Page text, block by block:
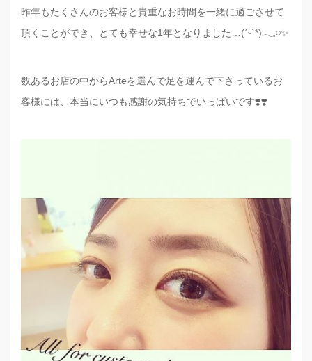
昨年もたくさんのお客様と貴重なお時間を一緒に過ごさせて
頂くことができ、とても幸せな1年となりました…(ˊᵕˋ*)𓂃𓈒𓏸✨
数あるお店の中からArteを選んで足を運んで下さっているお
客様には、本当にいつも感謝の気持ちでいっぱいです❣️❣️